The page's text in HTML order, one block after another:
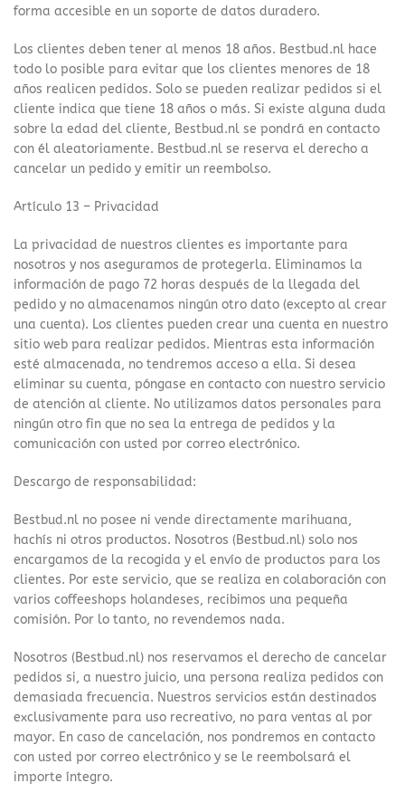
forma accesible en un soporte de datos duradero.
Los clientes deben tener al menos 18 años. Bestbud.nl hace
todo lo posible para evitar que los clientes menores de 18
años realicen pedidos. Solo se pueden realizar pedidos si el
cliente indica que tiene 18 años o más. Si existe alguna duda
sobre la edad del cliente, Bestbud.nl se pondrá en contacto
con él aleatoriamente. Bestbud.nl se reserva el derecho a
cancelar un pedido y emitir un reembolso.
Artículo 13 – Privacidad
La privacidad de nuestros clientes es importante para
nosotros y nos aseguramos de protegerla. Eliminamos la
información de pago 72 horas después de la llegada del
pedido y no almacenamos ningún otro dato (excepto al crear
una cuenta). Los clientes pueden crear una cuenta en nuestro
sitio web para realizar pedidos. Mientras esta información
esté almacenada, no tendremos acceso a ella. Si desea
eliminar su cuenta, póngase en contacto con nuestro servicio
de atención al cliente. No utilizamos datos personales para
ningún otro fin que no sea la entrega de pedidos y la
comunicación con usted por correo electrónico.
Descargo de responsabilidad:
Bestbud.nl no posee ni vende directamente marihuana,
hachís ni otros productos. Nosotros (Bestbud.nl) solo nos
encargamos de la recogida y el envío de productos para los
clientes. Por este servicio, que se realiza en colaboración con
varios coffeeshops holandeses, recibimos una pequeña
comisión. Por lo tanto, no revendemos nada.
Nosotros (Bestbud.nl) nos reservamos el derecho de cancelar
pedidos si, a nuestro juicio, una persona realiza pedidos con
demasiada frecuencia. Nuestros servicios están destinados
exclusivamente para uso recreativo, no para ventas al por
mayor. En caso de cancelación, nos pondremos en contacto
con usted por correo electrónico y se le reembolsará el
importe íntegro.